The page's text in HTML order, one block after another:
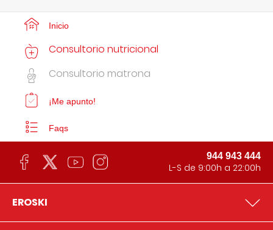
Inicio
Consultorio nutricional
Consultorio matrona
¡Me apunto!
Faqs
944 943 444
L-S de 9:00h a 22:00h
EROSKI